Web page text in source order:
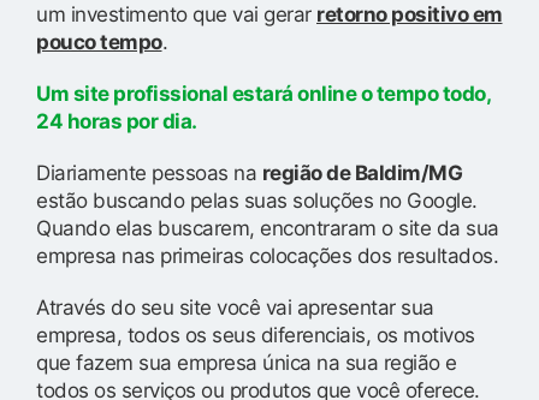
um investimento que vai gerar retorno positivo em
pouco tempo.
Um site profissional estará online o tempo todo,
24 horas por dia.
Diariamente pessoas na região de Baldim/MG
estão buscando pelas suas soluções no Google.
Quando elas buscarem, encontraram o site da sua
empresa nas primeiras colocações dos resultados.
Através do seu site você vai apresentar sua
empresa, todos os seus diferenciais, os motivos
que fazem sua empresa única na sua região e
todos os serviços ou produtos que você oferece.